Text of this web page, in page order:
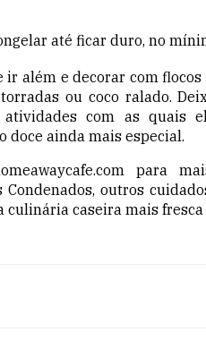
até ficar duro, no
ir além e decorar com
ou coco ralado.
atividades com as quais
doce ainda mais especial.
para
Condenados, outros
culinária caseira mais fresca